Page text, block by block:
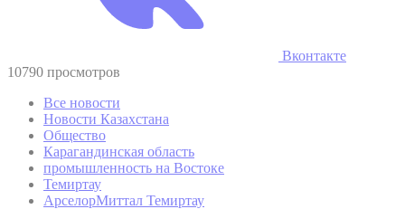
Вконтакте
10790 просмотров
Все новости
Новости Казахстана
Общество
Карагандинская область
промышленность на Востоке
Темиртау
АрселорМиттал Темиртау